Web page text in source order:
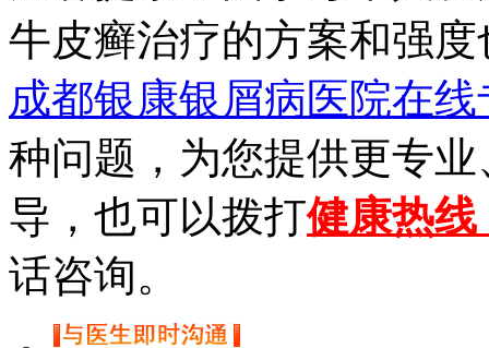
牛皮癣治疗的方案和强
成都银康银屑病医院在线
种问题，为您提供更专
导，也可以拨打健康热线
话咨询。